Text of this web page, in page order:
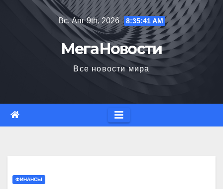
Вс. Авг 9th, 2026 8:35:42 AM
МегаНовости
Все новости мира
ФИНАНСЫ